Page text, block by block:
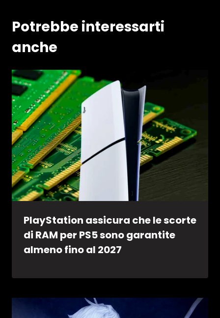
Potrebbe interessarti
anche
PlayStation assicura che le scorte
di RAM per PS5 sono garantite
almeno fino al 2027